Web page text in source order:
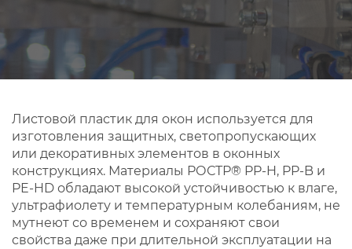
Листовой пластик для окон используется для
изготовления защитных, светопропускающих
или декоративных элементов в оконных
конструкциях. Материалы РОСТР® PP‑H, PP‑B и
PE‑HD обладают высокой устойчивостью к влаге,
ультрафиолету и температурным колебаниям, не
мутнеют со временем и сохраняют свои
свойства даже при длительной эксплуатации на